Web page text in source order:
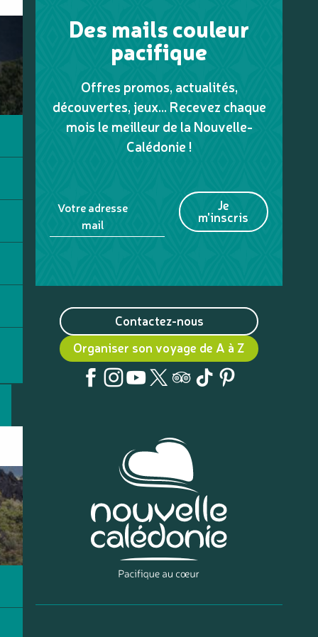
Des mails couleur
pacifique
Offres promos, actualités,
découvertes, jeux... Recevez chaque
mois le meilleur de la Nouvelle-
Calédonie !
Votre adresse
mail
Je
m'inscris
Contactez-nous
Organiser son voyage de A à Z